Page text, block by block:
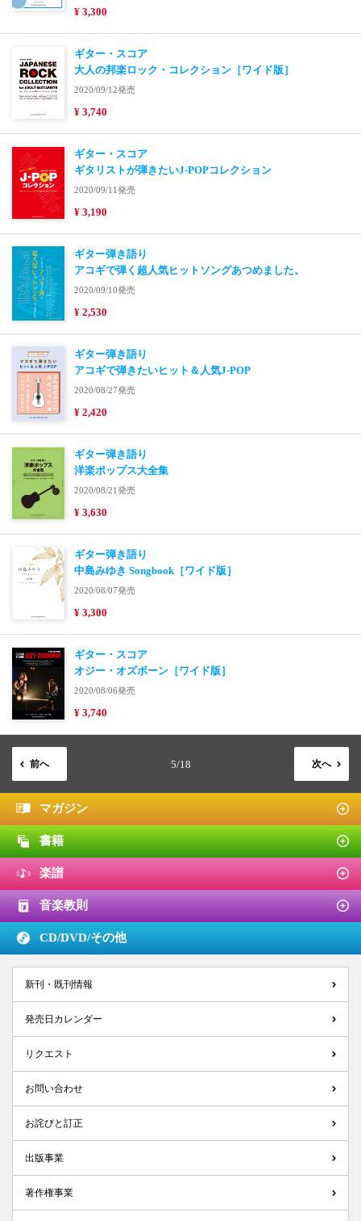
¥ 3,300
ギター・スコア
大人の邦楽ロック・コレクション［ワイド版］
2020/09/12発売
¥ 3,740
ギター・スコア
ギタリストが弾きたいJ-POPコレクション
2020/09/11発売
¥ 3,190
ギター弾き語り
アコギで弾く超人気ヒットソングあつめました。
2020/09/10発売
¥ 2,530
ギター弾き語り
アコギで弾きたいヒット＆人気J-POP
2020/08/27発売
¥ 2,420
ギター弾き語り
洋楽ポップス大全集
2020/08/21発売
¥ 3,630
ギター弾き語り
中島みゆき Songbook［ワイド版］
2020/08/07発売
¥ 3,300
ギター・スコア
オジー・オズボーン［ワイド版］
2020/08/06発売
¥ 3,740
前へ 5/18 次へ
マガジン
書籍
楽譜
音楽教則
CD/DVD/その他
新刊・既刊情報
発売日カレンダー
リクエスト
お問い合わせ
お詫びと訂正
出版事業
著作権事業